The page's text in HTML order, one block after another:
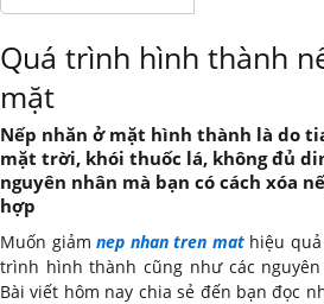
Quá trình hình thành
mặt
Nếp nhăn ở mặt hình thành là do
mặt trời, khói thuốc lá, không đủ
nguyên nhân mà bạn có cách xóa
hợp
Muốn giảmnep nhan tren mathiệu quả
trình hình thành cũng như các
Bài viết hôm nay chia sẻ đến bạn đọc